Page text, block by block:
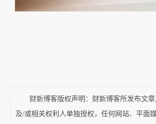
财新博客版权声明：财新博客所发布文章
及/或相关权利人单独授权，任何网站、平面